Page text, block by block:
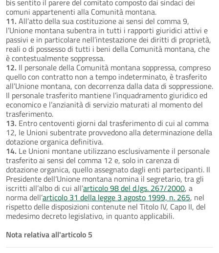
comuni appartenenti alla Comunità montana.
11. All’atto della sua costituzione ai sensi del comma 9,
l’Unione montana subentra in tutti i rapporti giuridici attivi e
passivi e in particolare nell’intestazione dei diritti di proprietà,
reali o di possesso di tutti i beni della Comunità montana, che
è contestualmente soppressa.
12. Il personale della Comunità montana soppressa, compreso
quello con contratto non a tempo indeterminato, è trasferito
all’Unione montana, con decorrenza dalla data di soppressione.
Il personale trasferito mantiene l’inquadramento giuridico ed
economico e l’anzianità di servizio maturati al momento del
trasferimento.
13. Entro centoventi giorni dal trasferimento di cui al comma
12, le Unioni subentrate provvedono alla determinazione della
dotazione organica definitiva.
14. Le Unioni montane utilizzano esclusivamente il personale
trasferito ai sensi del comma 12 e, solo in carenza di
dotazione organica, quello assegnato dagli enti partecipanti. Il
Presidente dell’Unione montana nomina il segretario, tra gli
iscritti all’albo di cui all’articolo 98 del d.lgs. 267/2000, a
norma dell’articolo 31 della legge 3 agosto 1999, n. 265, nel
rispetto delle disposizioni contenute nel Titolo IV, Capo II, del
medesimo decreto legislativo, in quanto applicabili.
Nota relativa all'articolo 5